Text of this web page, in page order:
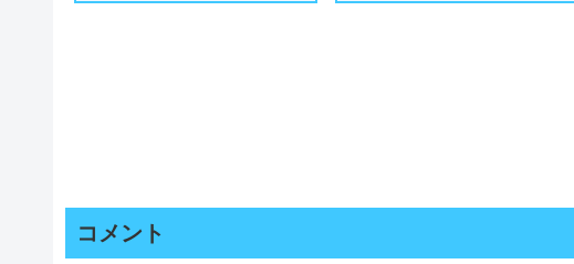
コメント